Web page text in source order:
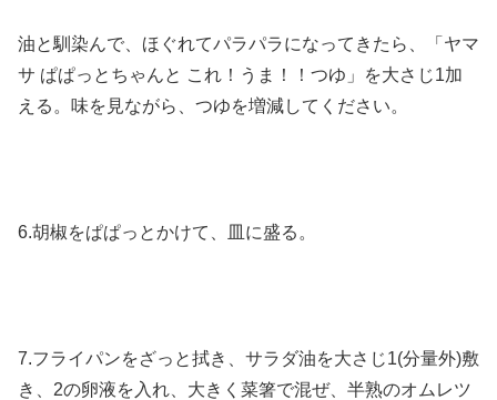
油と馴染んで、ほぐれてパラパラになってきたら、「ヤマ
サ ぱぱっとちゃんと これ！うま！！つゆ」を大さじ1加
える。味を見ながら、つゆを増減してください。
6.胡椒をぱぱっとかけて、皿に盛る。
7.フライパンをざっと拭き、 サラダ油を大さじ1(分量外)敷
き、2の卵液を入れ、大きく菜箸で混ぜ、半熟のオムレツ